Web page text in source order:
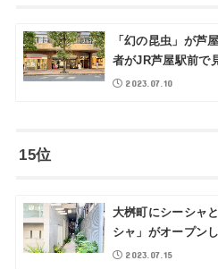
「幻の昆虫」が芦
者がJR芦屋駅前で
2023.07.10
15位
大桝町にシーシャ
シャ」がオープン
2023.07.15